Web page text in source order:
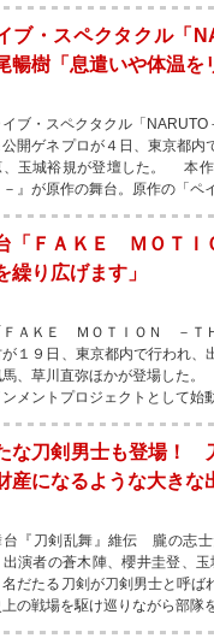
ブ・スペクタクル「
暢樹「息遣いや体温を
ブ・スペクタクル「NARUTO
公開ゲネプロが４日、東京都
、玉城裕規が登壇した。 本作
－』が原作の舞台。原作の「ペ
「ＦＡＫＥ ＭＯＴＩ
繰り広げます」
ＡＫＥ ＭＯＴＩＯＮ －Ｔ
１９日、東京都内で行われ、
馬、草川直弥ほかが登場した
ンメントプロジェクトとして始
な刀剣男士も登場！
産になるような大きな
『刀剣乱舞』維伝 朧の志士
出演者の蒼木陣、櫻井圭登、
だたる刀剣が刀剣男士と呼ば
の戦場を駆け巡りながら部隊